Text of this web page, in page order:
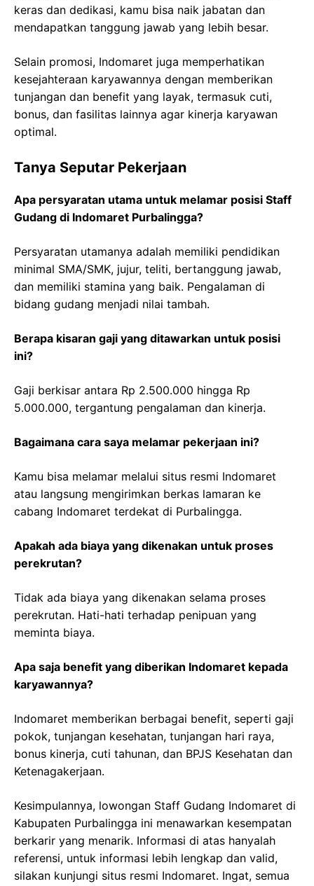
keras dan dedikasi, kamu bisa naik jabatan dan
mendapatkan tanggung jawab yang lebih besar.
Selain promosi, Indomaret juga memperhatikan
kesejahteraan karyawannya dengan memberikan
tunjangan dan benefit yang layak, termasuk cuti,
bonus, dan fasilitas lainnya agar kinerja karyawan
optimal.
Tanya Seputar Pekerjaan
Apa persyaratan utama untuk melamar posisi Staff
Gudang di Indomaret Purbalingga?
Persyaratan utamanya adalah memiliki pendidikan
minimal SMA/SMK, jujur, teliti, bertanggung jawab,
dan memiliki stamina yang baik. Pengalaman di
bidang gudang menjadi nilai tambah.
Berapa kisaran gaji yang ditawarkan untuk posisi
ini?
Gaji berkisar antara Rp 2.500.000 hingga Rp
5.000.000, tergantung pengalaman dan kinerja.
Bagaimana cara saya melamar pekerjaan ini?
Kamu bisa melamar melalui situs resmi Indomaret
atau langsung mengirimkan berkas lamaran ke
cabang Indomaret terdekat di Purbalingga.
Apakah ada biaya yang dikenakan untuk proses
perekrutan?
Tidak ada biaya yang dikenakan selama proses
perekrutan. Hati-hati terhadap penipuan yang
meminta biaya.
Apa saja benefit yang diberikan Indomaret kepada
karyawannya?
Indomaret memberikan berbagai benefit, seperti gaji
pokok, tunjangan kesehatan, tunjangan hari raya,
bonus kinerja, cuti tahunan, dan BPJS Kesehatan dan
Ketenagakerjaan.
Kesimpulannya, lowongan Staff Gudang Indomaret di
Kabupaten Purbalingga ini menawarkan kesempatan
berkarir yang menarik. Informasi di atas hanyalah
referensi, untuk informasi lebih lengkap dan valid,
silakan kunjungi situs resmi Indomaret. Ingat, semua